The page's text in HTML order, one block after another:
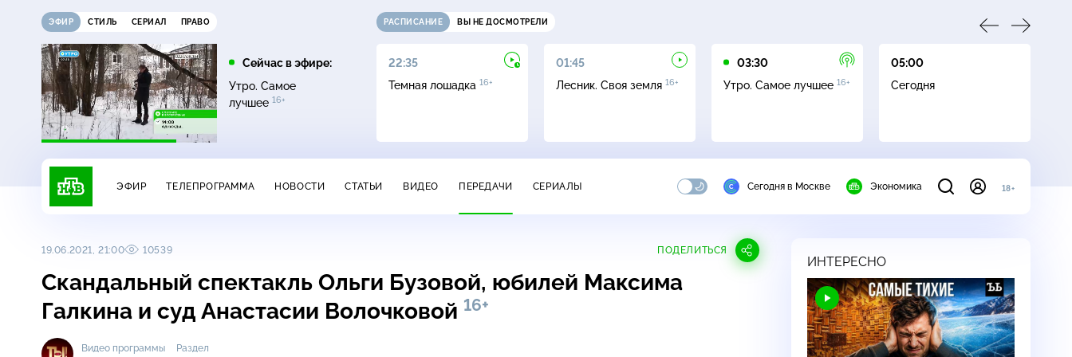
ЭФИР СТИЛЬ СЕРИАЛ ПРАВО
Сейчас в эфире:
Утро. Самое
лучшее 16+
РАСПИСАНИЕ ВЫ НЕ ДОСМОТРЕЛИ
21:15
Сегодня
21:30
Неизвестная Россия
22:35
Темная лошадка 16+
01:45
Лесник. Своя земля 16+
03:30
Утро. Самое лучшее 16+
05:00
Сегодня
ЭФИР ТЕЛЕПРОГРАММА НОВОСТИ СТАТЬИ ВИДЕО ПЕРЕДАЧИ СЕРИАЛЫ Сегодня в Москве Экономика 18+
19.06.2021, 21:00 10539 ПОДЕЛИТЬСЯ
Скандальный спектакль Ольги Бузовой, юбилей Максима
Галкина и суд Анастасии Волочковой 16+
Видео программы
Раздел
ИНТЕРЕСНО